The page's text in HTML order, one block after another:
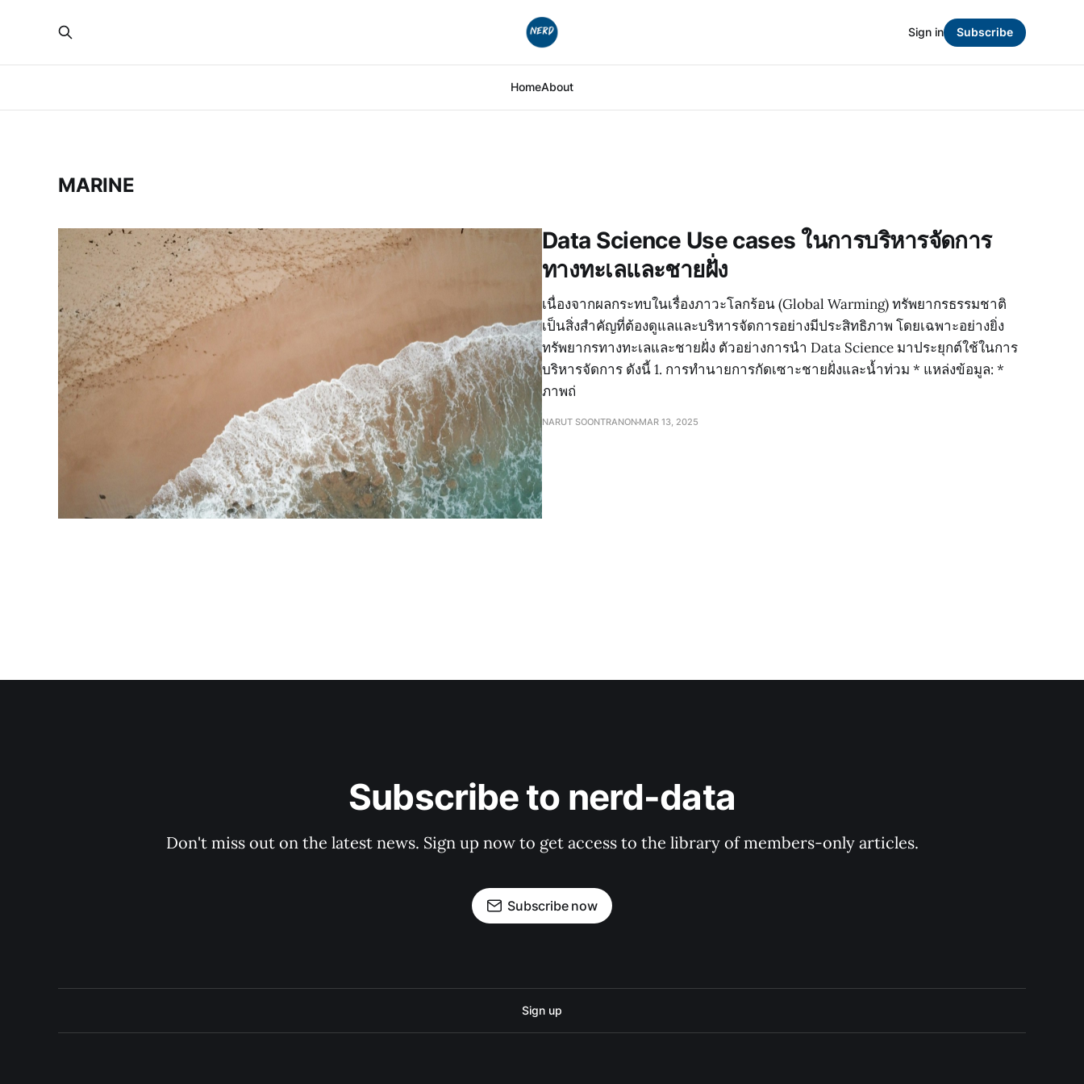
HomeAbout
Sign in Subscribe
MARINE
Data Science Use cases ในการบริหารจัดการ
ทางทะเลและชายฝั่ง
เนื่องจากผลกระทบในเรื่องภาวะโลกร้อน (Global Warming) ทรัพยากรธรรมชาติ
เป็นสิ่งสำคัญที่ต้องดูแลและบริหารจัดการอย่างมีประสิทธิภาพ โดยเฉพาะอย่างยิ่ง
ทรัพยากรทางทะเลและชายฝั่ง ตัวอย่างการนำ Data Science มาประยุกต์ใช้ในการ
บริหารจัดการ ดังนี้ 1. การทำนายการกัดเซาะชายฝั่งและน้ำท่วม * แหล่งข้อมูล: *
ภาพถ่
NARUT SOONTRANON MAR 13, 2025
Subscribe to nerd-data
Don't miss out on the latest news. Sign up now to get access to the library of members-only articles.
Subscribe now
Sign up